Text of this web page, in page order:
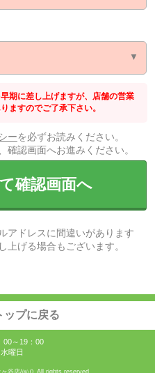
期に差し上げますが、店舗の営業
ますのでご了承下さい。
ーを必ずお読みください。
認画面へお進みください。
確認画面へ
アドレスに間違いがあります
上げる場合もございます。
ップに戻る
00～19：00
曜日